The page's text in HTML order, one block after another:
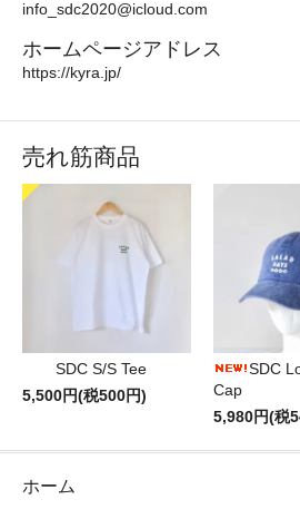
info_sdc2020@icloud.com
ホームページアドレス
https://kyra.jp/
売れ筋商品
SDC S/S Tee
5,500円(税500円)
SDC
Cap
5,980円(税
ホーム